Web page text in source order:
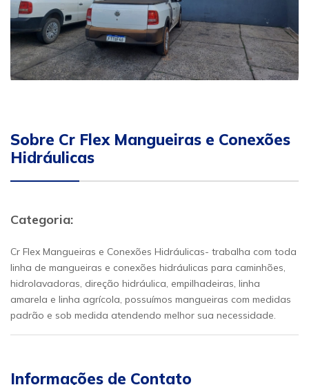
Sobre Cr Flex Mangueiras e Conexões
Hidráulicas
Categoria:
Cr Flex Mangueiras e Conexões Hidráulicas- trabalha com toda
linha de mangueiras e conexões hidráulicas para caminhões,
hidrolavadoras, direção hidráulica, empilhadeiras, linha
amarela e linha agrícola, possuímos mangueiras com medidas
padrão e sob medida atendendo melhor sua necessidade.
Informações de Contato